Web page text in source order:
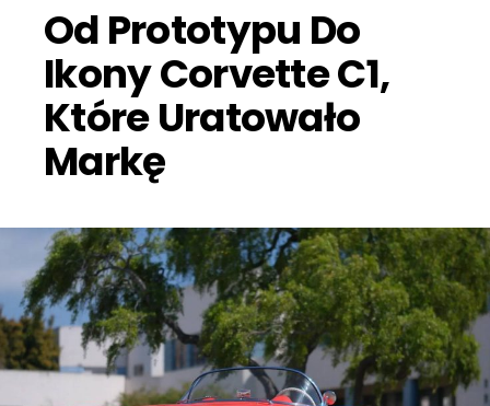
Od Prototypu Do
Ikony Corvette C1,
Które Uratowało
Markę